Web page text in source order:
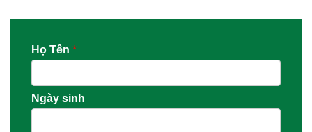
Họ Tên *
Ngày sinh